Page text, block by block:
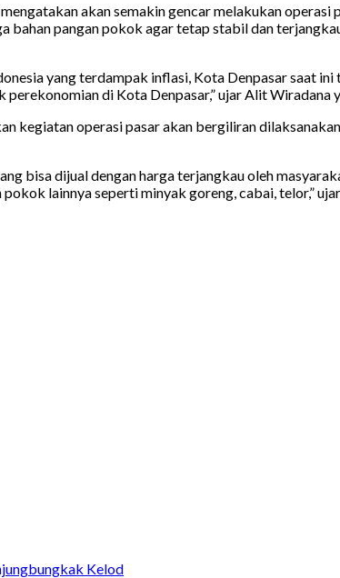
akan semakin gencar melakukan
bahan pangan pokok agar tetap stabil dan
yang terdampak inflasi, Kota Denpasar saat
di Kota Denpasar,” ujar Alit
kegiatan operasi pasar akan bergiliran
bisa dijual dengan harga terjangkau oleh
lainnya seperti minyak goreng, cabai, telor,”
Kelod